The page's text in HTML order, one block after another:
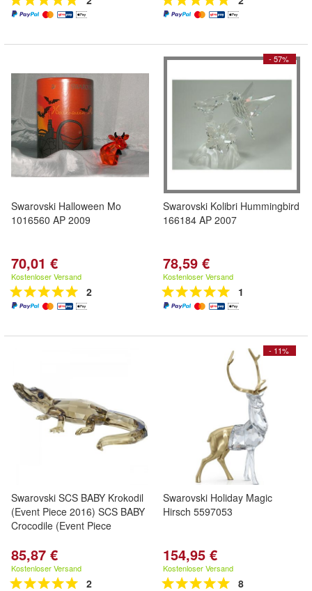
Swarovski Halloween Mo
1016560 AP 2009
70,01 €
Kostenloser Versand
2
- 57%
Swarovski Kolibri Hummingbird
166184 AP 2007
78,59 €
Kostenloser Versand
1
Swarovski SCS BABY Krokodil
(Event Piece 2016) SCS BABY
Crocodile (Event Piece
85,87 €
Kostenloser Versand
2
- 11%
Swarovski Holiday Magic
Hirsch 5597053
154,95 €
Kostenloser Versand
8